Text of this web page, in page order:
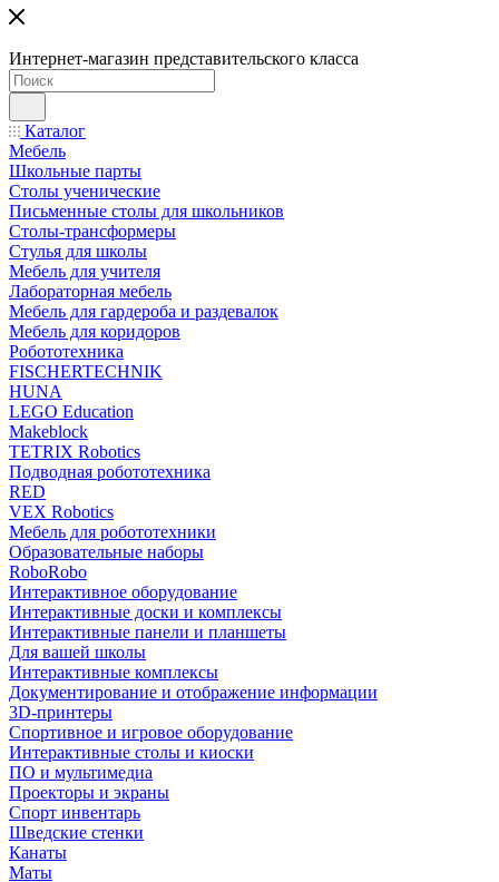
Интернет-магазин представительского класса
Каталог
Мебель
Школьные парты
Столы ученические
Письменные столы для школьников
Столы-трансформеры
Стулья для школы
Мебель для учителя
Лабораторная мебель
Мебель для гардероба и раздевалок
Мебель для коридоров
Робототехника
FISCHERTECHNIK
HUNA
LEGO Education
Makeblock
TETRIX Robotics
Подводная робототехника
RED
VEX Robotics
Мебель для робототехники
Образовательные наборы
RoboRobo
Интерактивное оборудование
Интерактивные доски и комплексы
Интерактивные панели и планшеты
Для вашей школы
Интерактивные комплексы
Документирование и отображение информации
3D-принтеры
Спортивное и игровое оборудование
Интерактивные столы и киоски
ПО и мультимедиа
Проекторы и экраны
Спорт инвентарь
Шведские стенки
Канаты
Маты